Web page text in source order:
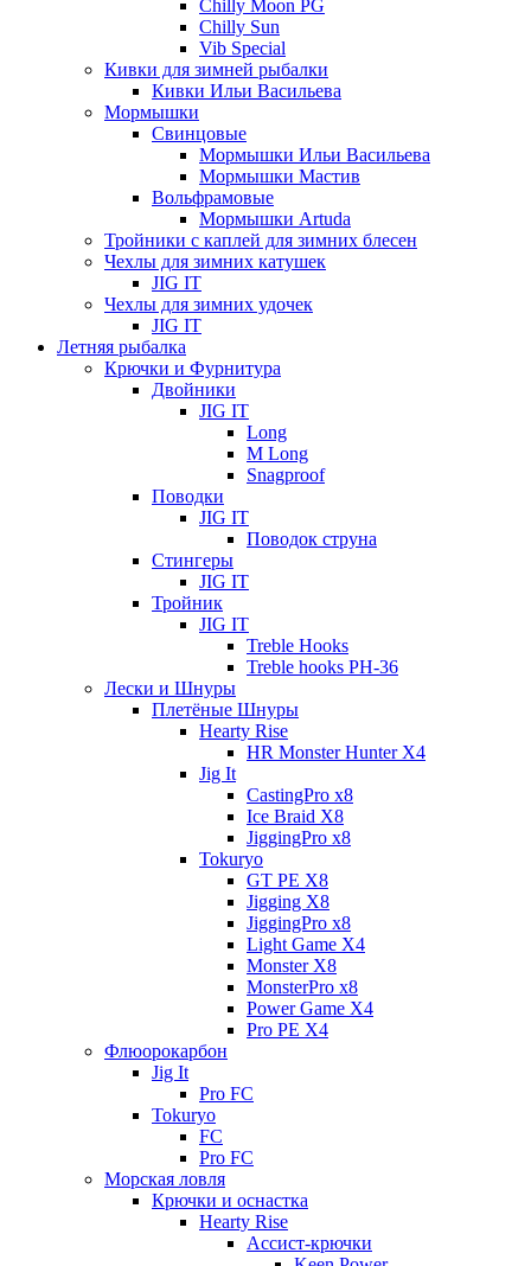
Chilly Moon PG
Chilly Sun
Vib Special
Кивки для зимней рыбалки
Кивки Ильи Васильева
Мормышки
Свинцовые
Мормышки Ильи Васильева
Мормышки Мастив
Вольфрамовые
Мормышки Artuda
Тройники с каплей для зимних блесен
Чехлы для зимних катушек
JIG IT
Чехлы для зимних удочек
JIG IT
Летняя рыбалка
Крючки и Фурнитура
Двойники
JIG IT
Long
M Long
Snagproof
Поводки
JIG IT
Поводок струна
Стингеры
JIG IT
Тройник
JIG IT
Treble Hooks
Treble hooks PH-36
Лески и Шнуры
Плетёные Шнуры
Hearty Rise
HR Monster Hunter X4
Jig It
CastingPro x8
Ice Braid X8
JiggingPro x8
Tokuryo
GT PE X8
Jigging X8
JiggingPro x8
Light Game X4
Monster X8
MonsterPro x8
Power Game X4
Pro PE X4
Флюорокарбон
Jig It
Pro FC
Tokuryo
FC
Pro FC
Морская ловля
Крючки и оснастка
Hearty Rise
Ассист-крючки